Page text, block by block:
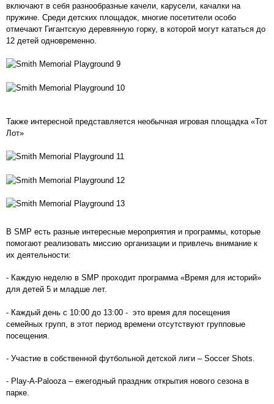
включают в себя разнообразные качели, карусели, качалки на
пружине. Среди детских площадок, многие посетители особо
отмечают Гигантскую деревянную горку, в которой могут кататься до
12 детей одновременно.
Также интересной представляется необычная игровая площадка «Тот
Лот»
В SMP есть разные интересные мероприятия и программы, которые
помогают реализовать миссию организации и привлечь внимание к
их деятельности:
- Каждую неделю в SMP проходит программа «Время для историй»
для детей 5 и младше лет.
- Каждый день с 10:00 до 13:00 - это время для посещения
семейных групп, в этот период времени отсутствуют групповые
посещения.
- Участие в собственной футбольной детской лиги – Soccer Shots.
- Play-A-Palooza – ежегодный праздник открытия нового сезона в
парке.